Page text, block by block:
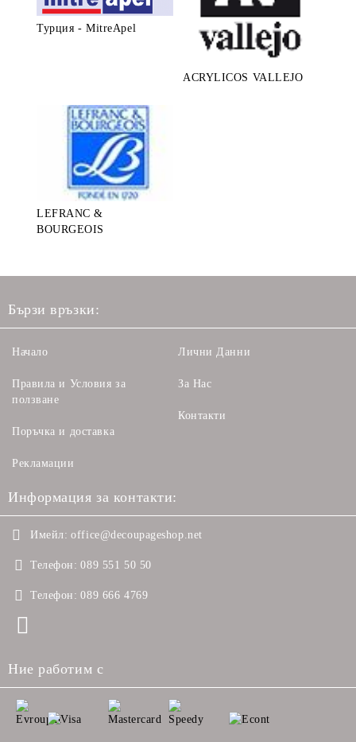
Турция - MitreApel
ACRYLICOS VALLEJO
LEFRANC &
BOURGEOIS
Бързи връзки:
Начало
Правила и Условия за
ползване
Поръчка и доставка
Рекламации
Лични Данни
За Нас
Контакти
Информация за контакти:
Имейл: office@decoupageshop.net
Телефон: 089 551 50 50
Телефон: 089 666 4769
Ние работим с